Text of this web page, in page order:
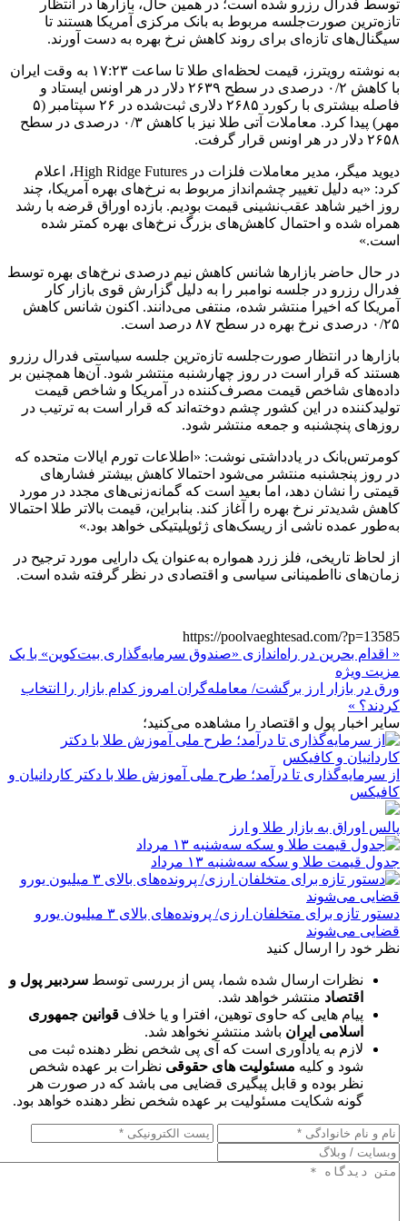
توسط فدرال رزرو شده است؛ در همین حال، بازارها در انتظار
تازه‌ترین صورت‌جلسه مربوط به بانک مرکزی آمریکا هستند تا
سیگنال‌های تازه‌ای برای روند کاهش نرخ بهره به دست آورند.
به نوشته رویترز، قیمت لحظه‌ای طلا تا ساعت ۱۷:۲۳ به وقت ایران
با کاهش ۰/۲ درصدی در سطح ۲۶۳۹ دلار در هر اونس ایستاد و
فاصله بیشتری با رکورد ۲۶۸۵ دلاری ثبت‌شده در ۲۶ سپتامبر (۵
مهر) پیدا کرد. معاملات آتی طلا نیز با کاهش ۰/۳ درصدی در سطح
۲۶۵۸ دلار در هر اونس قرار گرفت.
دیوید میگر، مدیر معاملات فلزات در High Ridge Futures، اعلام
کرد: «به دلیل تغییر چشم‌انداز مربوط به نرخ‌های بهره آمریکا، چند
روز اخیر شاهد عقب‌نشینی قیمت بودیم. بازده اوراق قرضه با رشد
همراه شده و احتمال کاهش‌های بزرگ نرخ‌های بهره کمتر شده
است.»
در حال حاضر بازارها شانس کاهش نیم درصدی نرخ‌های بهره توسط
فدرال رزرو در جلسه نوامبر را به دلیل گزارش قوی بازار کار
آمریکا که اخیرا منتشر شده، منتفی می‌دانند. اکنون شانس کاهش
۰/۲۵ درصدی نرخ بهره در سطح ۸۷ درصد است.
بازارها در انتظار صورت‌جلسه تازه‌ترین جلسه‌ سیاستی فدرال رزرو
هستند که قرار است در روز چهارشنبه منتشر شود. آن‌ها همچنین بر
داده‌های شاخص قیمت مصرف‌کننده در آمریکا و شاخص قیمت
تولیدکننده در این کشور چشم دوخته‌اند که قرار است به ترتیب در
روزهای پنچشنبه و جمعه منتشر شود.
کومرتس‌بانک در یادداشتی نوشت: «اطلاعات تورم ایالات متحده که
در روز پنجشنبه منتشر می‌شود احتمالا کاهش بیشتر فشارهای
قیمتی را نشان دهد، اما بعید است که گمانه‌زنی‌های مجدد در مورد
کاهش شدیدتر نرخ بهره را آغاز کند. بنابراین، قیمت بالاتر طلا احتمالا
به‌طور عمده ناشی از ریسک‌های ژئوپلیتیکی خواهد بود.»
از لحاظ تاریخی، فلز زرد همواره به‌عنوان یک دارایی مورد ترجیح در
زمان‌های نااطمینانی سیاسی و اقتصادی در نظر گرفته شده است.
https://poolvaeghtesad.com/?p=13585
« اقدام بحرین در راه‌اندازی «صندوق سرمایه‌گذاری بیت‌کوین» با یک
مزیت ویژه
ورق در بازار ارز برگشت/ معامله‌گران امروز کدام بازار را انتخاب
کردند؟ »
سایر اخبار پول و اقتصاد را مشاهده می‌کنید؛
از سرمایه‌گذاری تا درآمد؛ طرح ملی آموزش طلا با دکتر کاردانیان و
کافیکس
پالس اوراق به بازار طلا و ارز
جدول قیمت طلا و سکه سه‌شنبه ۱۳ مرداد
دستور تازه برای متخلفان ارزی/ پرونده‌های بالای ۳ میلیون یورو
قضایی می‌شوند
نظر خود را ارسال کنید
نظرات ارسال شده شما، پس از بررسی توسط سردبیر پول و
اقتصاد منتشر خواهد شد.
پیام هایی که حاوی توهین، افترا و یا خلاف قوانین جمهوری
اسلامی ایران باشد منتشر نخواهد شد.
لازم به یادآوری است که آی پی شخص نظر دهنده ثبت می
شود و کلیه مسئولیت های حقوقی نظرات بر عهده شخص
نظر بوده و قابل پیگیری قضایی می باشد که در صورت هر
گونه شکایت مسئولیت بر عهده شخص نظر دهنده خواهد بود.